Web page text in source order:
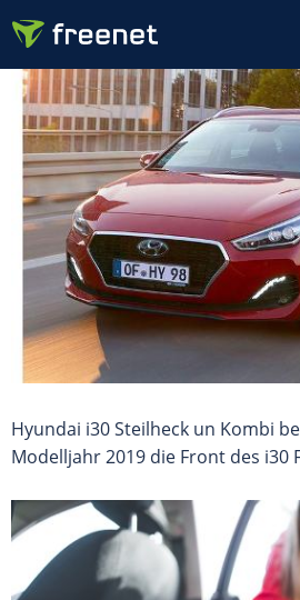
Hyundai i30 Steilheck un Kombi
Modelljahr 2019 die Front des i30